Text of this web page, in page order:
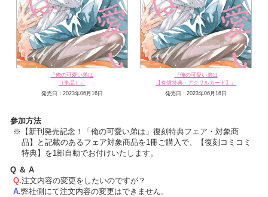
『俺の可愛い弟は
（単品）』
発売日：2023年06月16日
『俺の可愛い弟は
【有償特典・アクリルカード】』
発売日：2023年06月16日
参加方法
【新刊発売記念！「俺の可愛い弟は」復刻特典フェア・対象商
品】と記載のあるフェア対象商品を1冊ご購入で、【復刻コミコミ
特典】を1部自動でお付けいたします。
Q ＆ A
注文内容の変更をしたいのですが？
弊社側にて注文内容の変更はできません。